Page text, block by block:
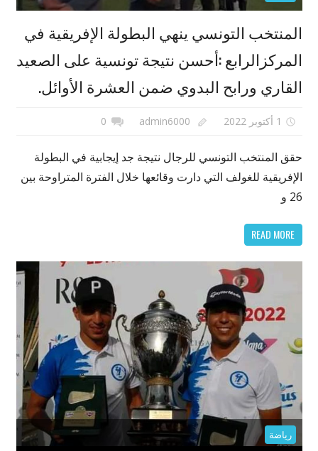
المنتخب التونسي ينهي البطولة الإفريقية في
المركزالرابع :أحسن نتيجة تونسية على الصعيد
القاري ورابح البدوي ضمن العشرة الأوائل.
1 أكتوبر 2022 admin6000
0
حقق المنتخب التونسي للرجال نتيجة جد إيجابية في البطولة
الإفريقية للغولف التي دارت وقائعها خلال الفترة المتراوحة بين
26 و
READ MORE
رياضة